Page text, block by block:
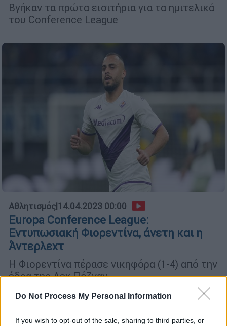
Do Not Process My Personal Information
If you wish to opt-out of the sale, sharing to third parties, or
Βγήκαν τα πρώτα εισιτήρια για τα ημιτελικά
του Conference League
Αθλητισμός|14.04.2023 00:00
Europa Conference League:
Εντυπωσιακή Φιορεντίνα, άνετη και η
Άντερλεχτ
Η Φιορεντίνα πέρασε νικηφόρα (1-4) από την
έδρα της Λεχ Πόζναν